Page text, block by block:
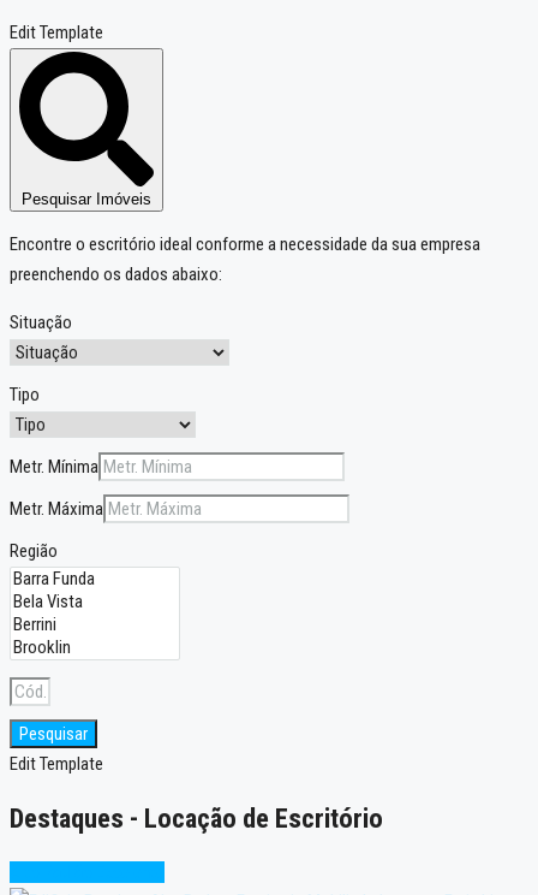
Edit Template
Pesquisar Imóveis
Encontre o escritório ideal conforme a necessidade da sua empresa
preenchendo os dados abaixo:
Situação
Tipo
Metr. Mínima
Metr. Máxima
Região
Pesquisar
Edit Template
Destaques - Locação de Escritório